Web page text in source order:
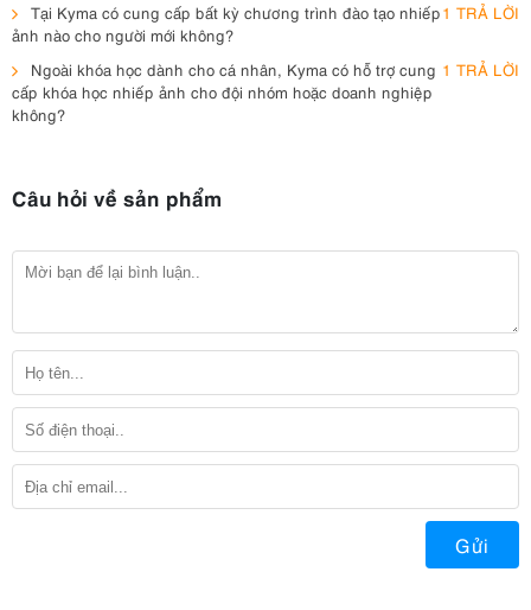
Tại Kyma có cung cấp bất kỳ chương trình đào tạo nhiếp
ảnh nào cho người mới không?
1 TRẢ LỜI
Ngoài khóa học dành cho cá nhân, Kyma có hỗ trợ cung
cấp khóa học nhiếp ảnh cho đội nhóm hoặc doanh nghiệp
không?
1 TRẢ LỜI
Câu hỏi về sản phẩm
Gửi